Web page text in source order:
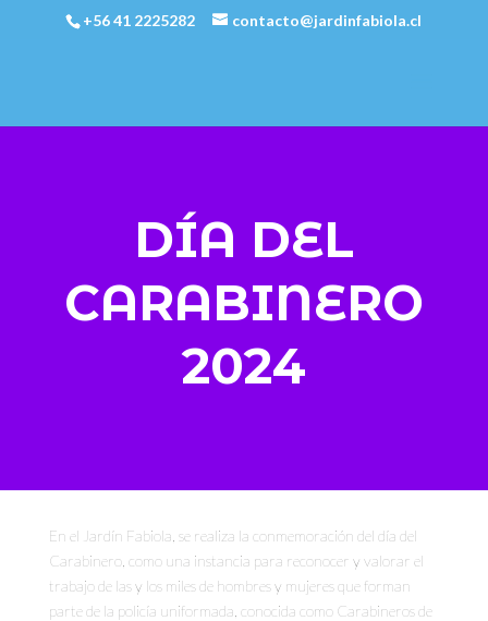
+56 41 2225282 contacto@jardinfabiola.cl
DÍA DEL
CARABINERO
2024
En el Jardín Fabiola, se realiza la conmemoración del día del
Carabinero, como una instancia para reconocer y valorar el
trabajo de las y los miles de hombres y mujeres que forman
parte de la policía uniformada, conocida como Carabineros de